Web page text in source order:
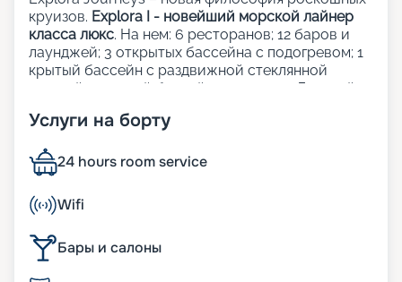
круизов. Explora I - новейший морской лайнер
класса люкс. На нем: 6 ресторанов; 12 баров и
лаунджей; 3 открытых бассейна с подогревом; 1
крытый бассейн с раздвижной стеклянной
крышей; 1 крытый бассейн; 5 джакузи; Детский
Школа кулинарного мастерства;
Прачечная; Медицинский центр.
Рестораны, бары и лаунджи:
Кулинарные шедевры на борту Explora Journeys
объединяют лучшие традиции мировой
гастрономии, придавая каждому завтраку, обеду
Услуги на борту
24 hours room service
Wifi
Бары и салоны